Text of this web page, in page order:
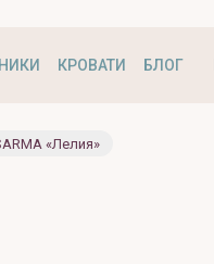
КРОВАТИ БЛОГ
«Лелия»